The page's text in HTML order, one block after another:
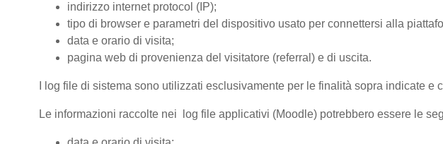
indirizzo internet protocol (IP);
tipo di browser e parametri del dispositivo usato per connettersi alla
data e orario di visita;
pagina web di provenienza del visitatore (referral) e di uscita.
I log file di sistema sono utilizzati esclusivamente per le finalità sopra indicate
Le informazioni raccolte nei log file applicativi (Moodle) potrebbero essere le